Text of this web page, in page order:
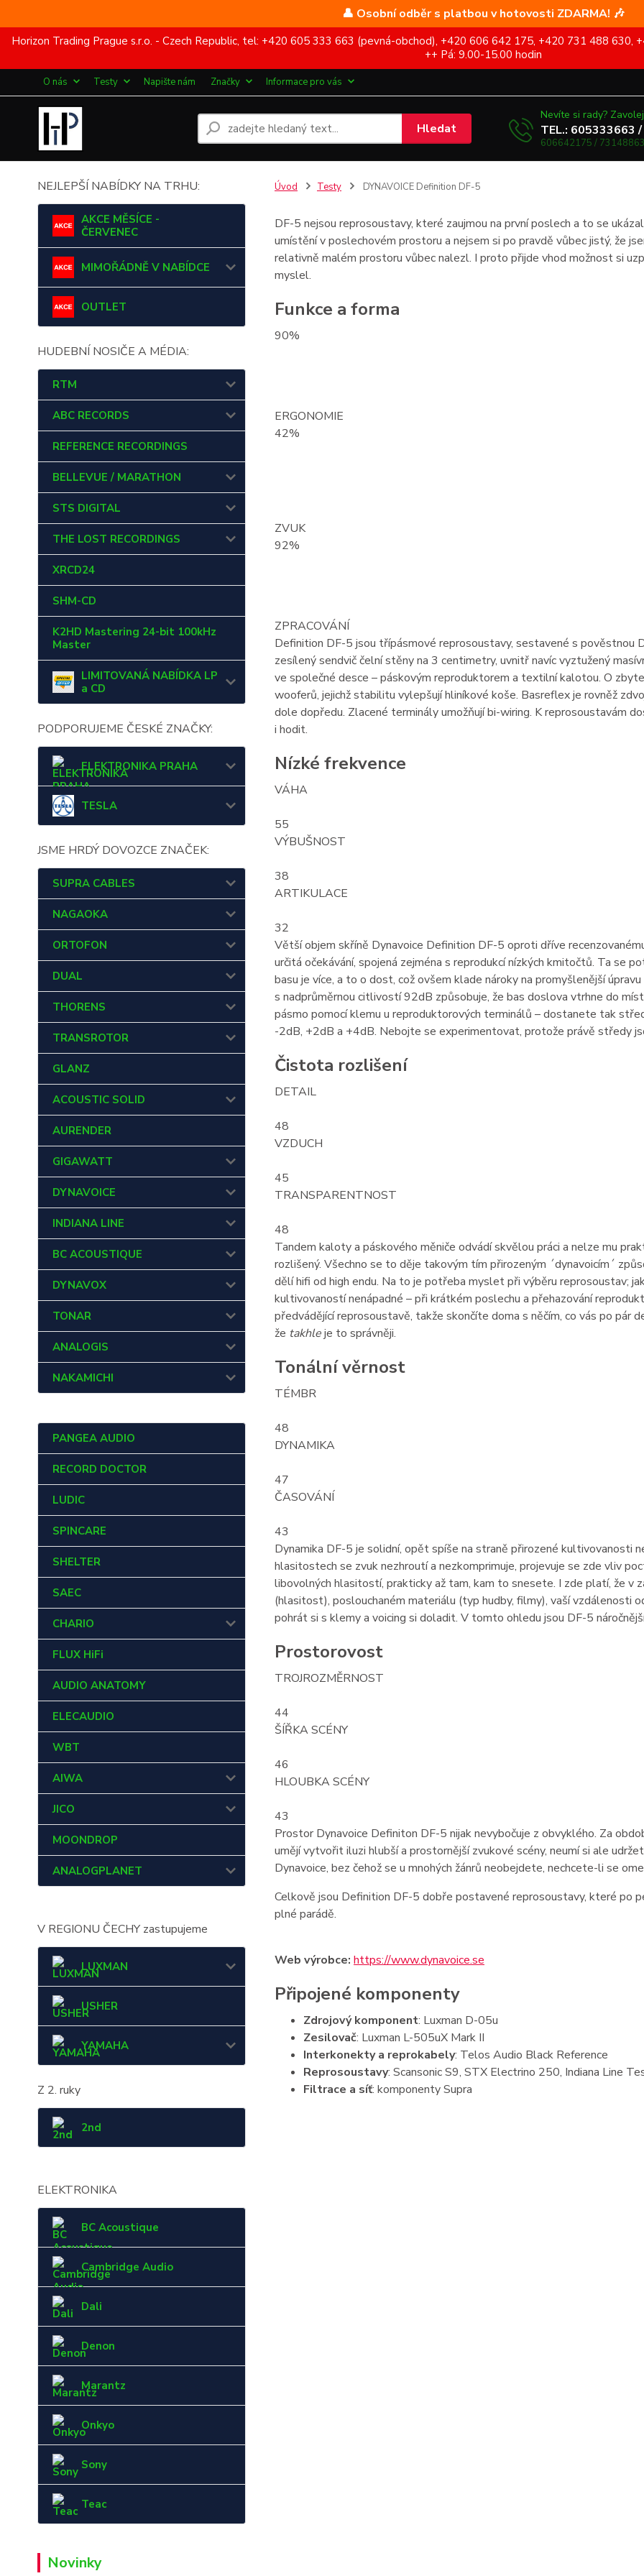
👤 Osobní odběr s platbou v hotovosti ZDARMA! 🎶
Horizon Trading Prague s.r.o. - Czech Republic, tel: +420 605 333 663 (pevná-obchod), +420 606 642 175, +420 731 488
++ Pá: 9.00-15.00 hodin
O nás Testy Napište nám Značky Informace pro vás
Hledat
Nevíte si rady?
TEL.: 605333663 /
606642175 /
NEJLEPŠÍ NABÍDKY NA TRHU:
AKCE MĚSÍCE -
ČERVENEC
MIMOŘÁDNĚ V NABÍDCE
OUTLET
HUDEBNÍ NOSIČE A MÉDIA:
RTM
ABC RECORDS
REFERENCE RECORDINGS
BELLEVUE / MARATHON
STS DIGITAL
THE LOST RECORDINGS
XRCD24
SHM-CD
K2HD Mastering 24-bit 100kHz
Master
LIMITOVANÁ NABÍDKA LP
a CD
PODPORUJEME ČESKÉ ZNAČKY:
ELEKTRONIKA PRAHA
TESLA
JSME HRDÝ DOVOZCE ZNAČEK:
SUPRA CABLES
NAGAOKA
ORTOFON
DUAL
THORENS
TRANSROTOR
GLANZ
ACOUSTIC SOLID
AURENDER
GIGAWATT
DYNAVOICE
INDIANA LINE
BC ACOUSTIQUE
DYNAVOX
TONAR
ANALOGIS
NAKAMICHI
PANGEA AUDIO
RECORD DOCTOR
LUDIC
SPINCARE
SHELTER
SAEC
CHARIO
FLUX HiFi
AUDIO ANATOMY
ELECAUDIO
WBT
AIWA
JICO
MOONDROP
ANALOGPLANET
V REGIONU ČECHY zastupujeme
LUXMAN
USHER
YAMAHA
Z 2. ruky
2nd
ELEKTRONIKA
BC Acoustique
Cambridge Audio
Dali
Denon
Marantz
Onkyo
Sony
Teac
Novinky
Úvod Testy DYNAVOICE Definition DF-5
DF-5 nejsou reprosoustavy, které zaujmou na první poslech a to se
umístění v poslechovém prostoru a nejsem si po pravdě vůbec jistý, že
relativně malém prostoru vůbec nalezl. I proto přijde vhod možnost si
myslel.
Funkce a forma
90%
ERGONOMIE
42%
ZVUK
92%
ZPRACOVÁNÍ
Definition DF-5 jsou třípásmové reprosoustavy, sestavené s pověstnou
zesílený sendvič čelní stěny na 3 centimetry, uvnitř navíc vyztužený
ve společné desce – páskovým reproduktorem a textilní kalotou. O
wooferů, jejichž stabilitu vylepšují hliníkové koše. Basreflex je rovněž
dole dopředu. Zlacené terminály umožňují bi-wiring. K reprosoustavám
i hodit.
Nízké frekvence
VÁHA
55
VÝBUŠNOST
38
ARTIKULACE
32
Větší objem skříně Dynavoice Definition DF-5 oproti dříve
určitá očekávání, spojená zejména s reprodukcí nízkých kmitočtů. Ta se
basu je více, a to o dost, což ovšem klade nároky na promyšlenější
s nadprůměrnou citlivostí 92dB způsobuje, že bas doslova vtrhne do
pásmo pomocí klemu u reproduktorových terminálů – dostanete tak
-2dB, +2dB a +4dB. Nebojte se experimentovat, protože právě středy
Čistota rozlišení
DETAIL
48
VZDUCH
45
TRANSPARENTNOST
48
Tandem kaloty a páskového měniče odvádí skvělou práci a nelze mu
rozlišený. Všechno se to děje takovým tím přirozeným ´dynavoicím´
dělí hifi od high endu. Na to je potřeba myslet při výběru reprosoustav;
kultivovaností nenápadné – při krátkém poslechu a přehazování
předvádějící reprosoustavě, takže skončíte doma s něčím, co vás po pár
že takhleje to správněji.
Tonální věrnost
TÉMBR
48
DYNAMIKA
47
ČASOVÁNÍ
43
Dynamika DF-5 je solidní, opět spíše na straně přirozené kultivovanosti
hlasitostech se zvuk nezhroutí a nezkomprimuje, projevuje se zde vliv
libovolných hlasitostí, prakticky až tam, kam to snesete. I zde platí, že v
(hlasitost), poslouchaném materiálu (typ hudby, filmy), vaší vzdálenosti
pohrát si s klemy a voicing si doladit. V tomto ohledu jsou DF-5
Prostorovost
TROJROZMĚRNOST
44
ŠÍŘKA SCÉNY
46
HLOUBKA SCÉNY
43
Prostor Dynavoice Definiton DF-5 nijak nevybočuje z obvyklého. Za
umějí vytvořit iluzi hlubší a prostornější zvukové scény, neumí si ale
Dynavoice, bez čehož se u mnohých žánrů neobejdete, nechcete-li se
Celkově jsou Definition DF-5 dobře postavené reprosoustavy, které po
plné parádě.
Web výrobce: https://www.dynavoice.se
Připojené komponenty
Zdrojový komponent: Luxman D-05u
Zesilovač: Luxman L-505uX Mark II
Interkonekty a reprokabely: Telos Audio Black Reference
Reprosoustavy: Scansonic S9, STX Electrino 250, Indiana Line
Filtrace a síť: komponenty Supra